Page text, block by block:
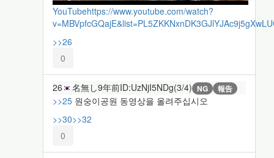
YouTubehttps://www.youtube.com/watch?
>>26
0
26 名無し9年前ID:UzNjI5NDg(3/4) NG 報告
>>25 원숭이공원 동영상을 올려주십시오
>>30>>32
0